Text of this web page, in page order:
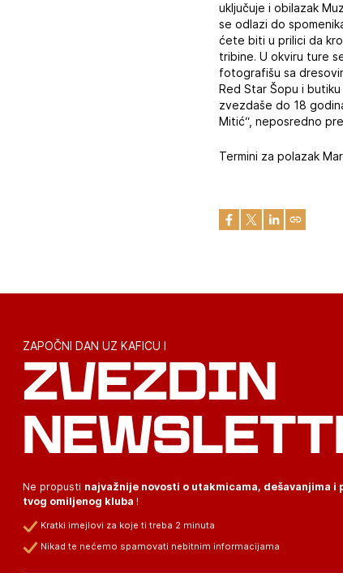
uključuje i obilazak
se odlazi do
ćete biti u prilici da
tribine. U okviru ture
fotografišu sa
Red Star Šopu i
zvezdaše do 18
Mitić“, neposredno
Termini za polazak
ZAPOČNI DAN UZ KAFICU I
ZVEZDIN
Ne propusti najvažnije novosti o utakmicama, dešavanjima i
tvog omiljenog kluba !
Kratki imejlovi za koje ti treba 2 minuta
Nikad te nećemo spamovati nebitnim informacijama